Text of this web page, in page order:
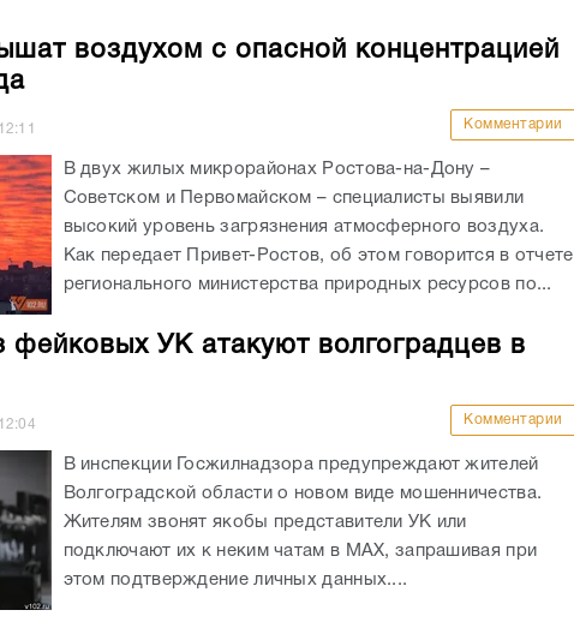
воздухом с опасной концентрацией
12:11 Комментарии
В двух жилых микрорайонах Ростова-на-Дону –
Советском и Первомайском – специалисты выявили
высокий уровень загрязнения атмосферного воздуха.
Как передает Привет-Ростов, об этом говорится в отчете
регионального министерства природных ресурсов по...
фейковых УК атакуют волгоградцев в
12:04 Комментарии
В инспекции Госжилнадзора предупреждают жителей
Волгоградской области о новом виде мошенничества.
Жителям звонят якобы представители УК или
подключают их к неким чатам в МАХ, запрашивая при
этом подтверждение личных данных....